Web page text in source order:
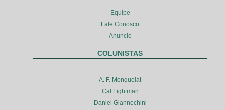
Equipe
Fale Conosco
Anuncie
COLUNISTAS
A. F. Monquelat
Cal Lightman
Daniel Giannechini